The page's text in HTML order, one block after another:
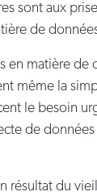
sont aux
de
en matière de
même la
le besoin
de
résultat du